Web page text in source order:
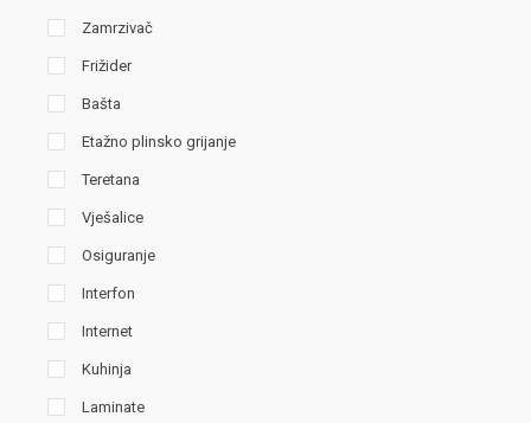
Zamrzivač
Frižider
Bašta
Etažno plinsko grijanje
Teretana
Vješalice
Osiguranje
Interfon
Internet
Kuhinja
Laminate